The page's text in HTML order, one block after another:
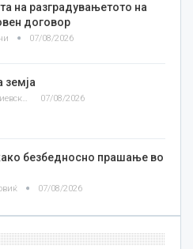
на разградувањетото на
договор
07/08/2026
земја
Златко Теодосиевски 07/08/2026
безбедносно прашање во
07/08/2026